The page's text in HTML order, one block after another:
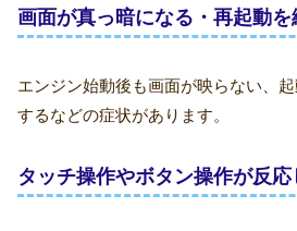
画面が真っ暗になる・再起動
エンジン始動後も画面が映らない、
するなどの症状があります。
タッチ操作やボタン操作が反応